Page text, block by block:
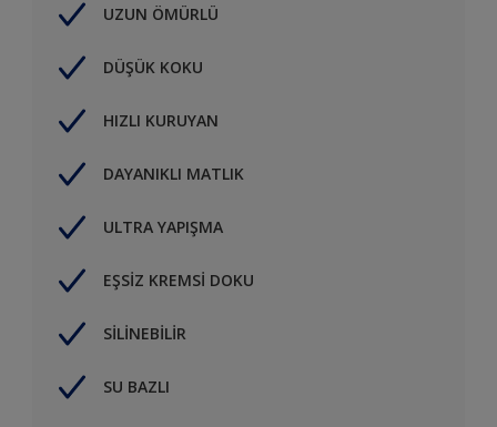
UZUN ÖMÜRLÜ
DÜŞÜK KOKU
HIZLI KURUYAN
DAYANIKLI MATLIK
ULTRA YAPIŞMA
EŞSİZ KREMSİ DOKU
SİLİNEBİLİR
SU BAZLI